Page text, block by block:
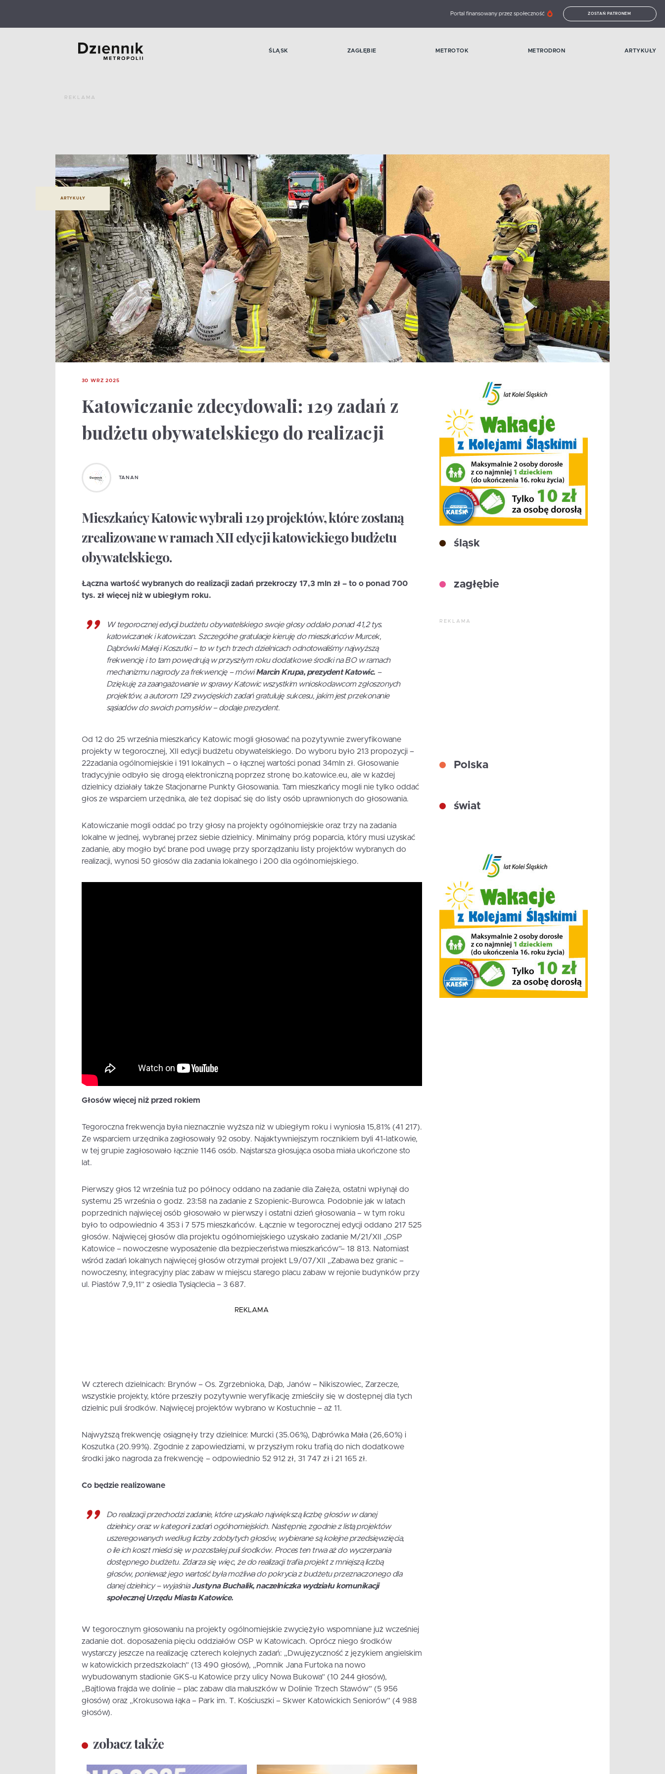
Portal finansowany przez społeczność ZOSTAŃ PATRONEM
ŚLĄSK ZAGŁĘBIE METROTOK METRODRON ARTYKUŁY
REKLAMA
ARTYKUŁY
30 WRZ 2025
Katowiczanie zdecydowali: 129 zadań z
budżetu obywatelskiego do realizacji
TANAN
Mieszkańcy Katowic wybrali 129 projektów, które zostaną
zrealizowane w ramach XII edycji katowickiego budżetu
obywatelskiego.
Łączna wartość wybranych do realizacji zadań przekroczy 17,3 mln zł – to o ponad 700
tys. zł więcej niż w ubiegłym roku.
W tegorocznej edycji budżetu obywatelskiego swoje głosy oddało ponad 41,2 tys.
katowiczanek i katowiczan. Szczególne gratulacje kieruję do mieszkańców Murcek,
Dąbrówki Małej i Koszutki – to w tych trzech dzielnicach odnotowaliśmy najwyższą
frekwencję i to tam powędrują w przyszłym roku dodatkowe środki na BO w ramach
mechanizmu nagrody za frekwencję – mówiMarcin Krupa, prezydent Katowic. –
Dziękuję za zaangażowanie w sprawy Katowic wszystkim wnioskodawcom zgłoszonych
projektów, a autorom 129 zwycięskich zadań gratuluję sukcesu, jakim jest przekonanie
sąsiadów do swoich pomysłów – dodaje prezydent.
Od 12 do 25 września mieszkańcy Katowic mogli głosować na pozytywnie zweryfikowane
projekty w tegorocznej, XII edycji budżetu obywatelskiego. Do wyboru było 213 propozycji –
22zadania ogólnomiejskie i 191 lokalnych – o łącznej wartości ponad 34mln zł. Głosowanie
tradycyjnie odbyło się drogą elektroniczną poprzez stronę bo.katowice.eu, ale w każdej
dzielnicy działały także Stacjonarne Punkty Głosowania. Tam mieszkańcy mogli nie tylko oddać
głos ze wsparciem urzędnika, ale też dopisać się do listy osób uprawnionych do głosowania.
Katowiczanie mogli oddać po trzy głosy na projekty ogólnomiejskie oraz trzy na zadania
lokalne w jednej, wybranej przez siebie dzielnicy. Minimalny próg poparcia, który musi uzyskać
zadanie, aby mogło być brane pod uwagę przy sporządzaniu listy projektów wybranych do
realizacji, wynosi 50 głosów dla zadania lokalnego i 200 dla ogólnomiejskiego.
Głosów więcej niż przed rokiem
Tegoroczna frekwencja była nieznacznie wyższa niż w ubiegłym roku i wyniosła 15,81% (41 217).
Ze wsparciem urzędnika zagłosowały 92 osoby. Najaktywniejszym rocznikiem byli 41-latkowie,
w tej grupie zagłosowało łącznie 1146 osób. Najstarsza głosująca osoba miała ukończone sto
lat.
Pierwszy głos 12 września tuż po północy oddano na zadanie dla Załęża, ostatni wpłynął do
systemu 25 września o godz. 23:58 na zadanie z Szopienic-Burowca. Podobnie jak w latach
poprzednich najwięcej osób głosowało w pierwszy i ostatni dzień głosowania – w tym roku
było to odpowiednio 4 353 i 7 575 mieszkańców. Łącznie w tegorocznej edycji oddano 217 525
głosów. Najwięcej głosów dla projektu ogólnomiejskiego uzyskało zadanie M/21/XII „OSP
Katowice – nowoczesne wyposażenie dla bezpieczeństwa mieszkańców”– 18 813. Natomiast
wśród zadań lokalnych najwięcej głosów otrzymał projekt L9/07/XII „Zabawa bez granic –
nowoczesny, integracyjny plac zabaw w miejscu starego placu zabaw w rejonie budynków przy
ul. Piastów 7,9,11” z osiedla Tysiąclecia – 3 687.
REKLAMA
W czterech dzielnicach: Brynów – Os. Zgrzebnioka, Dąb, Janów – Nikiszowiec, Zarzecze,
wszystkie projekty, które przeszły pozytywnie weryfikację zmieściły się w dostępnej dla tych
dzielnic puli środków. Najwięcej projektów wybrano w Kostuchnie – aż 11.
Najwyższą frekwencję osiągnęły trzy dzielnice: Murcki (35.06%), Dąbrówka Mała (26,60%) i
Koszutka (20.99%). Zgodnie z zapowiedziami, w przyszłym roku trafią do nich dodatkowe
środki jako nagroda za frekwencję – odpowiednio 52 912 zł, 31 747 zł i 21 165 zł.
Co będzie realizowane
Do realizacji przechodzi zadanie, które uzyskało największą liczbę głosów w danej
dzielnicy oraz w kategorii zadań ogólnomiejskich. Następnie, zgodnie z listą projektów
uszeregowanych według liczby zdobytych głosów, wybierane są kolejne przedsięwzięcia,
o ile ich koszt mieści się w pozostałej puli środków. Proces ten trwa aż do wyczerpania
dostępnego budżetu. Zdarza się więc, że do realizacji trafia projekt z mniejszą liczbą
głosów, ponieważ jego wartość była możliwa do pokrycia z budżetu przeznaczonego dla
danej dzielnicy – wyjaśniaJustyna Buchalik, naczelniczka wydziału komunikacji
społecznej Urzędu Miasta Katowice.
W tegorocznym głosowaniu na projekty ogólnomiejskie zwyciężyło wspomniane już wcześniej
zadanie dot. doposażenia pięciu oddziałów OSP w Katowicach. Oprócz niego środków
wystarczy jeszcze na realizację czterech kolejnych zadań: „Dwujęzyczność z językiem angielskim
w katowickich przedszkolach” (13 490 głosów), „Pomnik Jana Furtoka na nowo
wybudowanym stadionie GKS-u Katowice przy ulicy Nowa Bukowa” (10 244 głosów),
„Bajtlowa frajda we dolinie – plac zabaw dla maluszków w Dolinie Trzech Stawów” (5 956
głosów) oraz „Krokusowa łąka – Park im. T. Kościuszki – Skwer Katowickich Seniorów” (4 988
głosów).
zobacz także
śląsk
zagłębie
REKLAMA
Polska
świat